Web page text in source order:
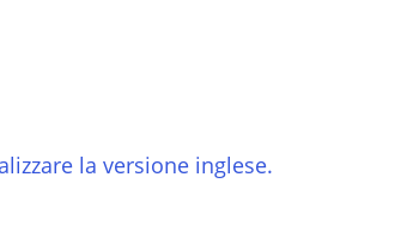
la versione inglese.